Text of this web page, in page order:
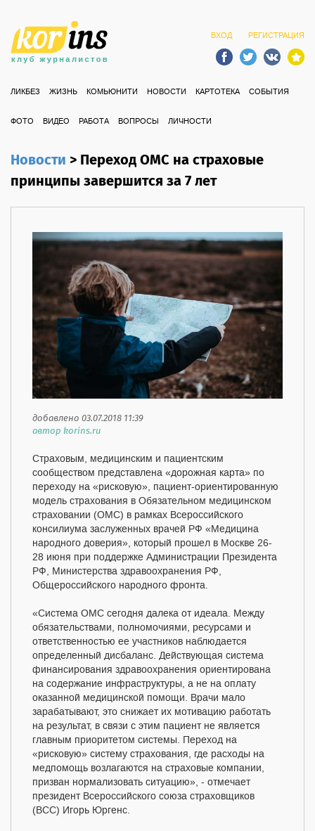
ВХОД РЕГИСТРАЦИЯ
ЛИКБЕЗ ЖИЗНЬ КОМЬЮНИТИ НОВОСТИ КАРТОТЕКА СОБЫТИЯ
ФОТО ВИДЕО РАБОТА ВОПРОСЫ ЛИЧНОСТИ
Новости>Переход ОМС на страховые
принципы завершится за 7 лет
добавлено 03.07.2018 11:39
автор korins.ru
Страховым, медицинским и пациентским
сообществом представлена «дорожная карта» по
переходу на «рисковую», пациент-ориентированную
модель страхования в Обязательном медицинском
страховании (ОМС) в рамках Всероссийского
консилиума заслуженных врачей РФ «Медицина
народного доверия», который прошел в Москве 26-
28 июня при поддержке Администрации Президента
РФ, Министерства здравоохранения РФ,
Общероссийского народного фронта.
«Система ОМС сегодня далека от идеала. Между
обязательствами, полномочиями, ресурсами и
ответственностью ее участников наблюдается
определенный дисбаланс. Действующая система
финансирования здравоохранения ориентирована
на содержание инфраструктуры, а не на оплату
оказанной медицинской помощи. Врачи мало
зарабатывают, это снижает их мотивацию работать
на результат, в связи с этим пациент не является
главным приоритетом системы. Переход на
«рисковую» систему страхования, где расходы на
медпомощь возлагаются на страховые компании,
призван нормализовать ситуацию», - отмечает
президент Всероссийского союза страховщиков
(ВСС) Игорь Юргенс.